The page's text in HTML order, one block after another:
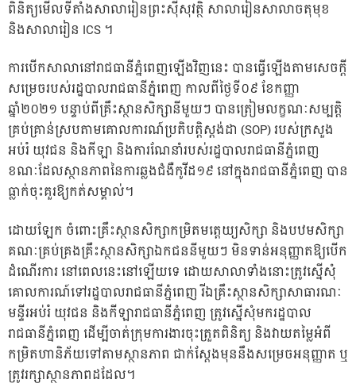
ពិនិត្យមើលទីតាំងសាលារៀនព្រះស៊ីសុវត្ថិ សាលារៀនសាលាចតុមុខ
និងសាលារៀន ICS ។
ការបើកសាលានៅរាជធានីភ្នំពេញឡើងវិញនេះ បានធ្វើឡើងតាមសេចក្តី
សម្រេចរបស់រដ្ឋបាលរាជធានីភ្នំពេញ កាលពីថ្ងៃទី០៩ ខែកញ្ញា
ឆ្នាំ២០២១ បន្ទាប់ពីគ្រឹះស្ថានសិក្សានីមួយៗ បានត្រៀមលក្ខណៈសម្បត្តិ
គ្រប់គ្រាន់ស្របតាមគោលការណ៍ប្រតិបត្តិស្តង់ដា (SOP) របស់ក្រសួង
អប់រំ យុវជន និងកីឡា និងការណែនាំរបស់រដ្ឋបាលរាជធានីភ្នំពេញ
ខណៈដែលស្ថានភាពនៃការឆ្លងជំងឺកូវីដ១៩ នៅក្នុងរាជធានីភ្នំពេញ បាន
ធ្លាក់ចុះគួរឱ្យកត់សម្គាល់។
ដោយឡែក ចំពោះគ្រឹះស្ថានសិក្សាកម្រិតមត្តេយ្យសិក្សា និងបឋមសិក្សា
គណៈគ្រប់គ្រងគ្រឹះស្ថានសិក្សាឯកជននីមួយៗ មិនទាន់អនុញ្ញាតឱ្យបើក
ដំណើរការ នៅពេលនេះនៅឡើយទេ ដោយសាលាទាំងនោះត្រូវស្នើសុំ
គោលការណ៍ទៅរដ្ឋបាលរាជធានីភ្នំពេញ រីឯគ្រឹះស្ថានសិក្សាសាធារណៈ
មន្ទីរអប់រំ យុវជន និងកីឡារាជធានីភ្នំពេញ ត្រូវស្នើសុំមករដ្ឋបាល
រាជធានីភ្នំពេញ ដើម្បីចាត់ក្រុមការងារចុះត្រួតពិនិត្យ និងវាយតម្លៃអំពី
កម្រិតហានិភ័យទៅតាមស្ថានភាព ជាក់ស្ដែងមុននឹងសម្រេចអនុញ្ញាត ឬ
ត្រូវរក្សាស្ថានភាពដដែល។